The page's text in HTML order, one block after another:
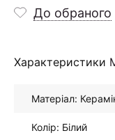
До обраного
Характеристики
Матеріал:
Колір: Білий